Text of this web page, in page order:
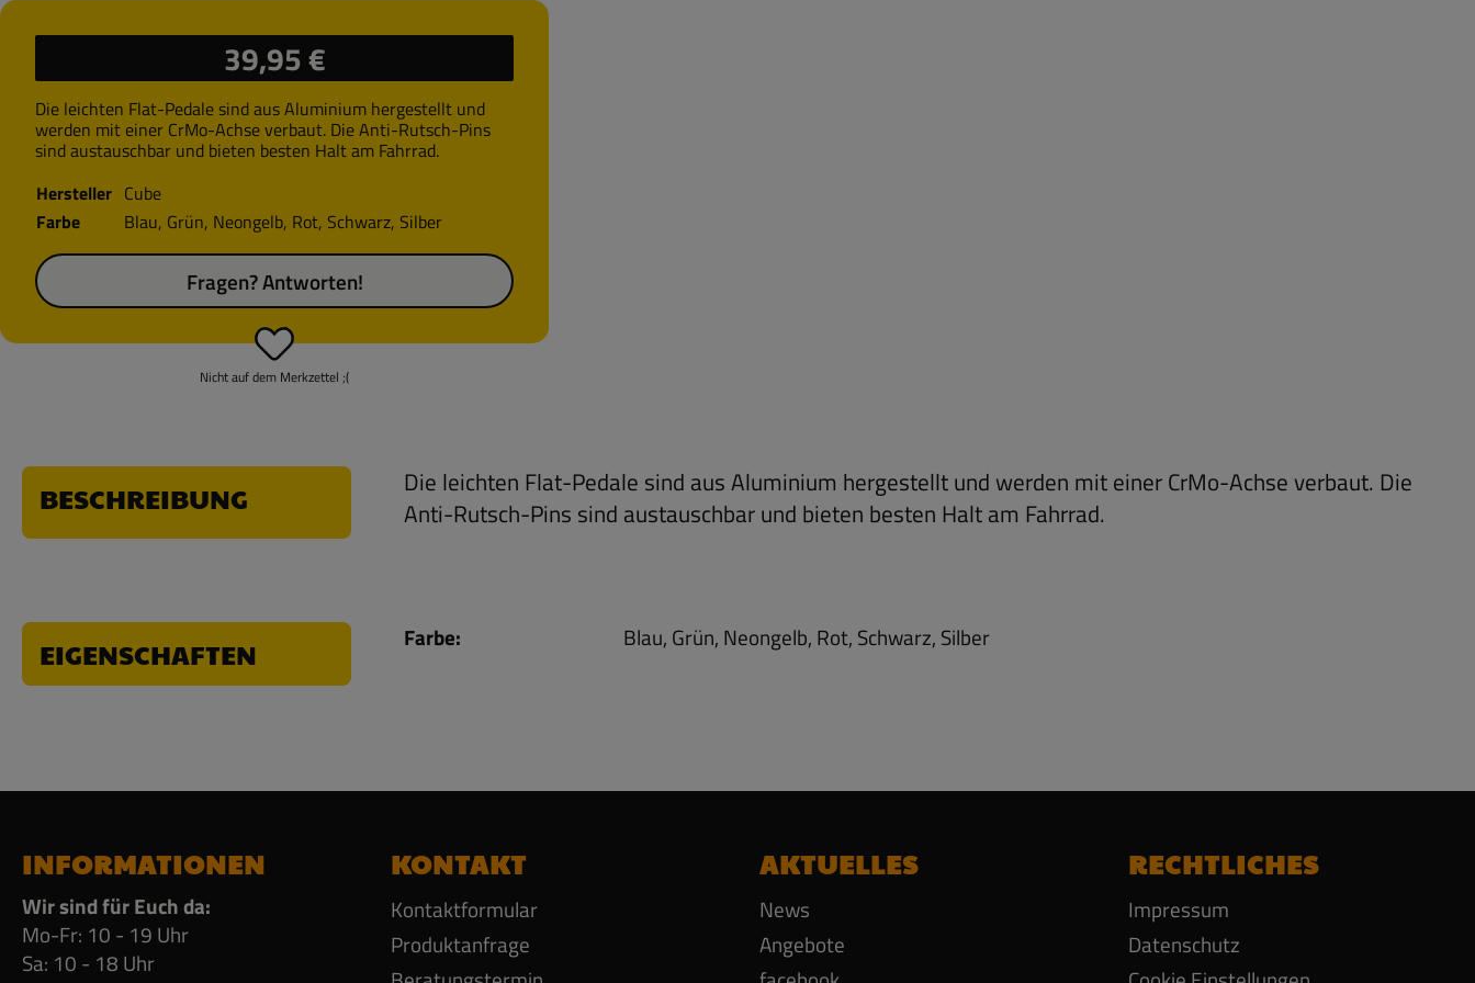
39,95 €
Die leichten Flat-Pedale sind aus Aluminium hergestellt und
werden mit einer CrMo-Achse verbaut. Die Anti-Rutsch-Pins
sind austauschbar und bieten besten Halt am Fahrrad.
Hersteller Cube
Farbe
Blau, Grün, Neongelb, Rot, Schwarz, Silber
Nicht auf dem Merkzettel ;(
Fragen? Antworten!
BESCHREIBUNG
Die leichten Flat-Pedale sind aus Aluminium hergestellt und werden mit einer CrMo-Achse verbaut. Die
Anti-Rutsch-Pins sind austauschbar und bieten besten Halt am Fahrrad.
EIGENSCHAFTEN Farbe: Blau, Grün, Neongelb, Rot, Schwarz, Silber
INFORMATIONEN
Wir sind für Euch da:
Mo-Fr: 10 - 19 Uhr
Sa: 10 - 18 Uhr
KONTAKT
Kontaktformular
Produktanfrage
AKTUELLES
News
Angebote
RECHTLICHES
Impressum
Datenschutz